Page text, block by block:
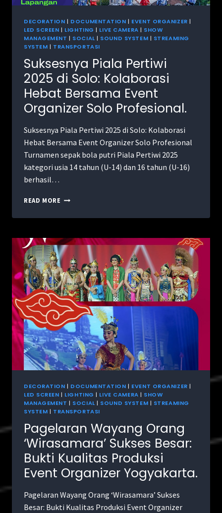
DECORATION | DOCUMENTATION | EVENT ORGANIZER |
LED SCREEN | LIGHTING | LIVE CAMERA | SHOW
MANAGEMENT | SOCIAL| SOUND SYSTEM | STREAMING
SYSTEM | TRANSPORTASI
Suksesnya Piala Pertiwi
2025 di Solo: Kolaborasi
Hebat Bersama Event
Organizer Solo Profesional.
Suksesnya Piala Pertiwi 2025 di Solo: Kolaborasi
Hebat Bersama Event Organizer Solo Profesional
Turnamen sepak bola putri Piala Pertiwi 2025
kategori usia 14 tahun (U-14) dan 16 tahun (U-16)
berhasil…
READ MORE
DECORATION | DOCUMENTATION | EVENT ORGANIZER |
LED SCREEN | LIGHTING | LIVE CAMERA | SHOW
MANAGEMENT | SOCIAL| SOUND SYSTEM | STREAMING
SYSTEM | TRANSPORTASI
Pagelaran Wayang Orang
‘Wirasamara’ Sukses Besar:
Bukti Kualitas Produksi
Event Organizer Yogyakarta.
Pagelaran Wayang Orang ‘Wirasamara’ Sukses
Besar: Bukti Kualitas Produksi Event Organizer